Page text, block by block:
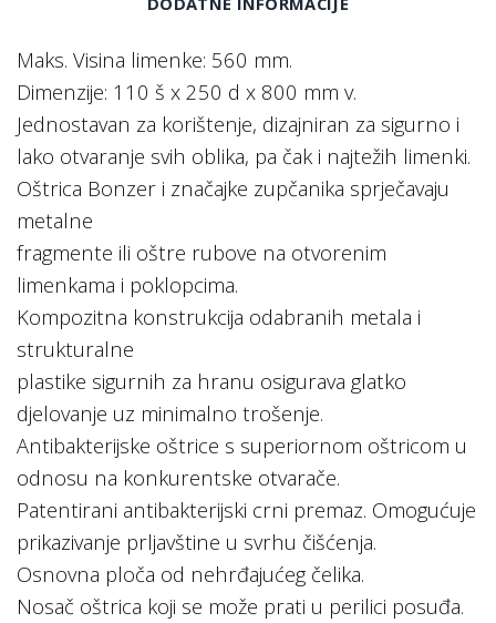
Maks. Visina limenke: 560 mm.
Dimenzije: 110 š x 250 d x 800 mm v.
Jednostavan za korištenje, dizajniran za sigurno i
lako otvaranje svih oblika, pa čak i najtežih limenki.
Oštrica Bonzer i značajke zupčanika sprječavaju
metalne
fragmente ili oštre rubove na otvorenim
limenkama i poklopcima.
Kompozitna konstrukcija odabranih metala i
strukturalne
plastike sigurnih za hranu osigurava glatko
djelovanje uz minimalno trošenje.
Antibakterijske oštrice s superiornom oštricom u
odnosu na konkurentske otvarače.
Patentirani antibakterijski crni premaz. Omogućuje
prikazivanje prljavštine u svrhu čišćenja.
Osnovna ploča od nehrđajućeg čelika.
Nosač oštrica koji se može prati u perilici posuđa.